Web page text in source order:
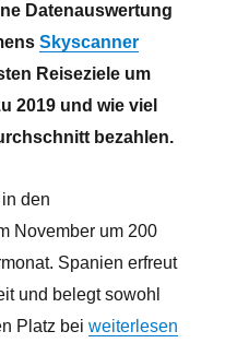
Datenauswertung
Skyscanner
Reiseziele um
2019 und wie viel
bezahlen.
den
November um 200
Spanien erfreut
und belegt sowohl
Platz bei„Wohin fliegen
weiterlesen